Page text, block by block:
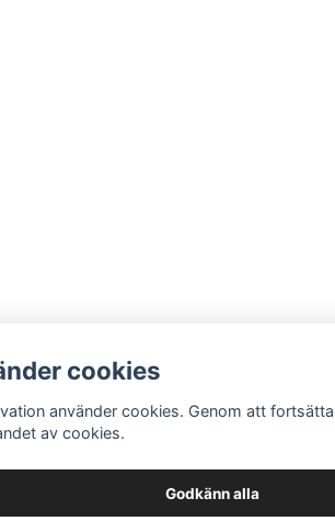
cookies
använder cookies. Genom att
av cookies.
Godkänn alla